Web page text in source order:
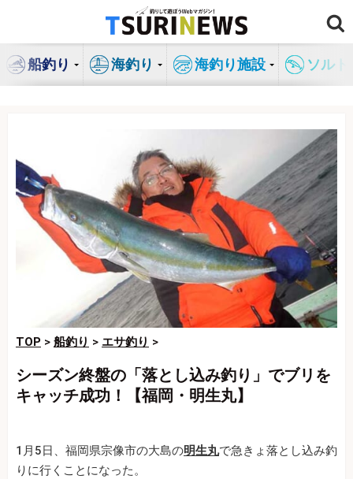
ン
船釣り 海釣り 海釣り施設 ソル
TOP > 船釣り > エサ釣り >
シーズン終盤の「落とし込み釣り」でブリを
キャッチ成功！【福岡・明生丸】
1月5日、福岡県宗像市の大島の明生丸で急きょ落とし込み釣
りに行くことになった。